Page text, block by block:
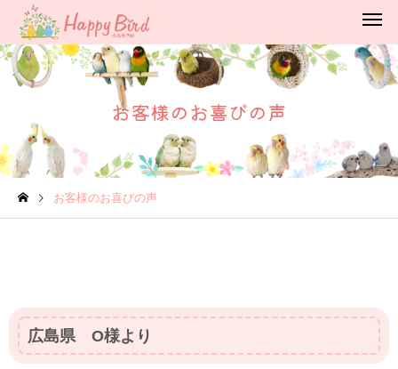
お客様のお喜びの声
お客様のお喜びの声
広島県 O様より